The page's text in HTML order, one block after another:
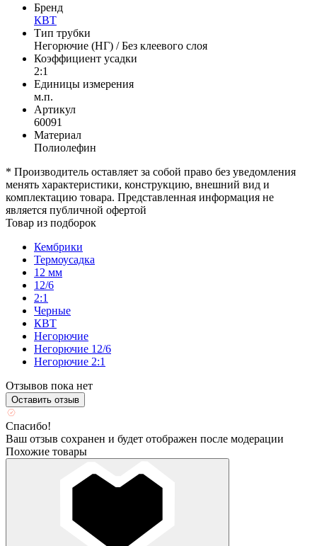
Бренд
КВТ
Тип трубки
Негорючие (НГ) / Без клеевого слоя
Коэффициент усадки
2:1
Единицы измерения
м.п.
Артикул
60091
Материал
Полиолефин
* Производитель оставляет за собой право без уведомления
менять характеристики, конструкцию, внешний вид и
комплектацию товара. Представленная информация не
является публичной офертой
Товар из подборок
Кембрики
Термоусадка
12 мм
12/6
2:1
Черные
КВТ
Негорючие
Негорючие 12/6
Негорючие 2:1
Отзывов пока нет
Оставить отзыв
Спасибо!
Ваш отзыв сохранен и будет отображен после модерации
Похожие товары